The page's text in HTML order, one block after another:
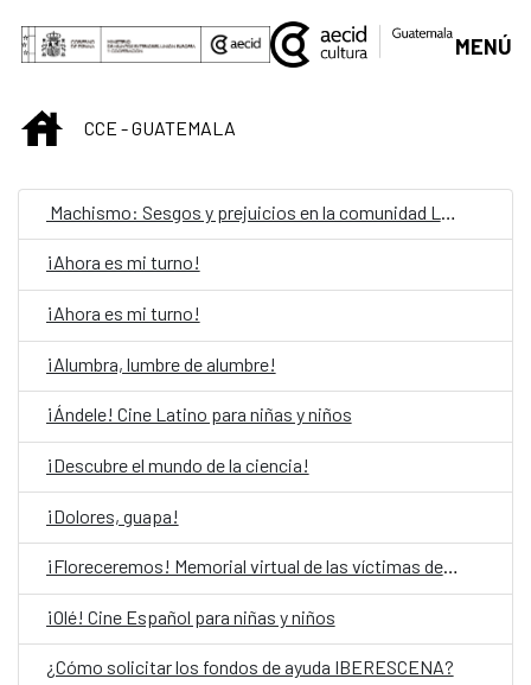
Saut au contenu principal
MENÚ
INICIOCCE - GUATEMALA
Machismo: Sesgos y prejuicios en la comunidad LGBTIQ
¡Ahora es mi turno!
¡Ahora es mi turno!
¡Alumbra, lumbre de alumbre!
¡Ándele! Cine Latino para niñas y niños
¡Descubre el mundo de la ciencia!
¡Dolores, guapa!
¡Floreceremos! Memorial virtual de las víctimas del Conflicto Armado Interno en Guatemala
¡Olé! Cine Español para niñas y niños
¿Cómo solicitar los fondos de ayuda IBERESCENA?